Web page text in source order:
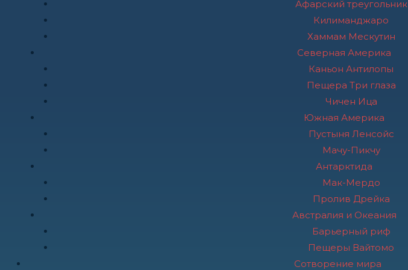
Афарский треугольник
Килиманджаро
Хаммам Мескутин
Северная Америка
Каньон Антилопы
Пещера Три глаза
Чичен Ица
Южная Америка
Пустыня Ленсойc
Мачу-Пикчу
Антарктида
Мак-Мердо
Пролив Дрейка
Австралия и Океания
Барьерный риф
Пещеры Вайтомо
Сотворение мира